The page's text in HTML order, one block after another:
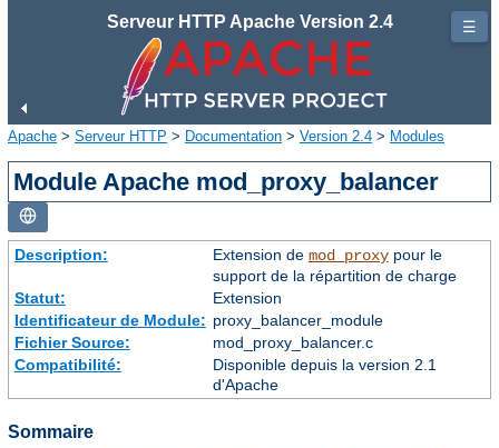
Serveur HTTP Apache Version 2.4
Apache > Serveur HTTP > Documentation > Version 2.4 > Modules
Module Apache mod_proxy_balancer
Description: Extension de mod_proxypour le
support de la répartition de charge
Statut:
Extension
Identificateur de Module: proxy_balancer_module
Fichier Source:
mod_proxy_balancer.c
Compatibilité:
Disponible depuis la version 2.1
d'Apache
Sommaire
☰